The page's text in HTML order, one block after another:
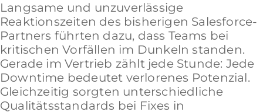
Langsame und unzuverlässige
Reaktionszeiten des bisherigen Salesforce-
Partners führten dazu, dass Teams bei
kritischen Vorfällen im Dunkeln standen.
Gerade im Vertrieb zählt jede Stunde: Jede
Downtime bedeutet verlorenes Potenzial.
Gleichzeitig sorgten unterschiedliche
Qualitätsstandards bei Fixes in